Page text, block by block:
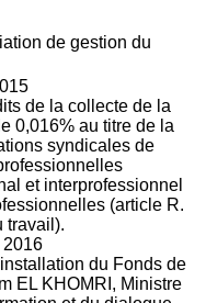
de gestion du
de la collecte de la
0,016% au titre de la
syndicales de
et interprofessionnel
(article R.
travail).
2016
du Fonds de
EL KHOMRI, Ministre